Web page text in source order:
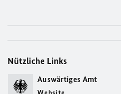
Nützliche Links
Auswärtiges Amt